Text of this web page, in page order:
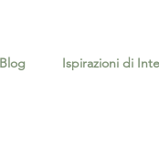
Ispirazioni di